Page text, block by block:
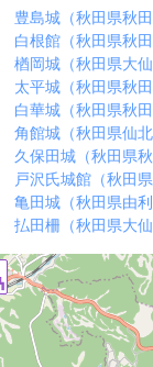
豊島城（秋田県秋田
白根館（秋田県秋田
楢岡城（秋田県大仙
太平城（秋田県秋田
白華城（秋田県秋田
角館城（秋田県仙北
久保田城（秋田県秋
戸沢氏城館（秋田県
亀田城（秋田県由利
払田柵（秋田県大仙